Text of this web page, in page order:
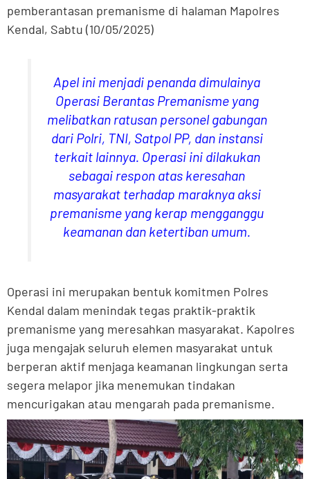
pemberantasan premanisme di halaman Mapolres
Kendal, Sabtu (10/05/2025)
Apel ini menjadi penanda dimulainya
Operasi Berantas Premanisme yang
melibatkan ratusan personel gabungan
dari Polri, TNI, Satpol PP, dan instansi
terkait lainnya. Operasi ini dilakukan
sebagai respon atas keresahan
masyarakat terhadap maraknya aksi
premanisme yang kerap mengganggu
keamanan dan ketertiban umum.
Operasi ini merupakan bentuk komitmen Polres
Kendal dalam menindak tegas praktik-praktik
premanisme yang meresahkan masyarakat. Kapolres
juga mengajak seluruh elemen masyarakat untuk
berperan aktif menjaga keamanan lingkungan serta
segera melapor jika menemukan tindakan
mencurigakan atau mengarah pada premanisme.